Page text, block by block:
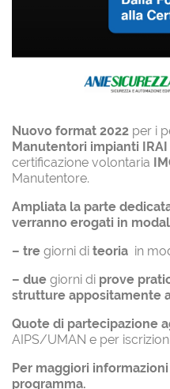
Nuovo format 2022 per i
Manutentori impianti IRAI
certificazione volontaria
Manutentore.
Ampliata la parte
verranno erogati in
– tre giorni di teoria in
– due giorni di prove
strutture appositamente
Quote di partecipazione
AIPS/UMAN e per
Per maggiori
programma.